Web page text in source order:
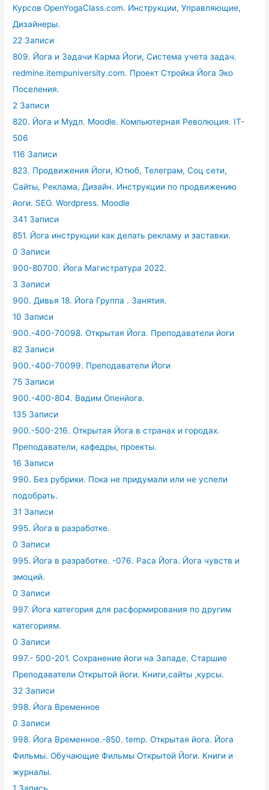
Курсов OpenYogaClass.com. Инструкции, Управляющие,
Дизайнеры.
22 Записи
809. Йога и Задачи Карма Йоги, Система учета задач.
redmine.itempuniversity.com. Проект Стройка Йога Эко
Поселения.
2 Записи
820. Йога и Мудл. Moodle. Компьютерная Революция. IT-
506
116 Записи
823. Продвижения Йоги, Ютюб, Телеграм, Соц сети,
Сайты, Реклама, Дизайн. Инструкции по продвижению
йоги. SEO. Wordpress. Moodle
341 Записи
851. Йога инструкции как делать рекламу и заставки.
0 Записи
900-80700. Йога Магистратура 2022.
3 Записи
900. Дивья 18. Йога Группа . Занятия.
10 Записи
900.-400-70098. Открытая Йога. Преподаватели йоги
82 Записи
900.-400-70099. Преподаватели Йоги
75 Записи
900.-400-804. Вадим Опенйога.
135 Записи
900.-500-216. Открытая Йога в странах и городах.
Преподаватели, кафедры, проекты.
16 Записи
990. Без рубрики. Пока не придумали или не успели
подобрать.
31 Записи
995. Йога в разработке.
0 Записи
995. Йога в разработке. -076. Раса Йога. Йога чувств и
эмоций.
0 Записи
997. Йога категория для расформирования по другим
категориям.
0 Записи
997.- 500-201. Сохранение йоги на Западе. Старшие
Преподаватели Открытой йоги. Книги,сайты ,курсы.
32 Записи
998. Йога Временное
0 Записи
998. Йога Временное.-850. temp. Открытая йога. Йога
Фильмы. Обучающие Фильмы Открытой Йоги. Книги и
журналы.